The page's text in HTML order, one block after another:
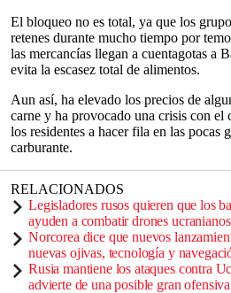
El bloqueo no es total, ya que los
retenes durante mucho tiempo por
las mercancías llegan a cuentagotas a
evita la escasez total de alimentos.
Aun así, ha elevado los precios de
carne y ha provocado una crisis con el
los residentes a hacer fila en las pocas
carburante.
RELACIONADOS
Legisladores rusos quieren que los
ayuden a combatir drones ucranianos
Norcorea dice que nuevos
nuevas ojivas, tecnología y
Rusia mantiene los ataques contra
advierte de una posible gran ofensiva